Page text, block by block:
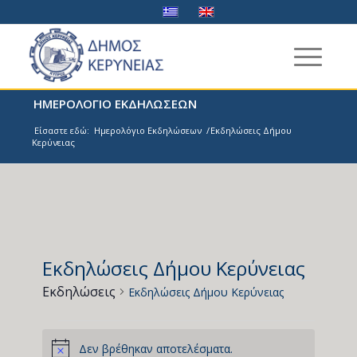
ΗΜΕΡΟΛΟΓΙΟ ΕΚΔΗΛΩΣΕΩΝ
Είσαστε εδώ: Ημερολόγιο Εκδηλώσεων /Εκδηλώσεις Δήμου
Κερύνειας
Εκδηλώσεις Δήμου Κερύνειας
Εκδηλώσεις Εκδηλώσεις Δήμου Κερύνειας
Εκδηλώσεις
Δεν βρέθηκαν αποτελέσματα.